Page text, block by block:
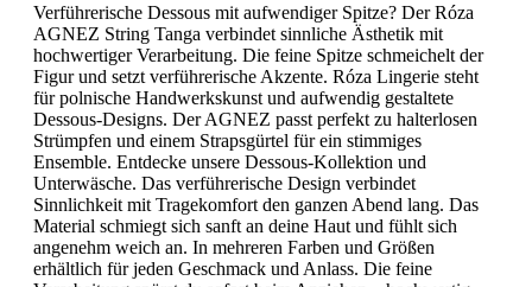
Verführerische Dessous mit aufwendiger Spitze? Der Róza
AGNEZ String Tanga verbindet sinnliche Ästhetik mit
hochwertiger Verarbeitung. Die feine Spitze schmeichelt der
Figur und setzt verführerische Akzente. Róza Lingerie steht
für polnische Handwerkskunst und aufwendig gestaltete
Dessous-Designs. Der AGNEZ passt perfekt zu halterlosen
Strümpfen und einem Strapsgürtel für ein stimmiges
Ensemble. Entdecke unsere Dessous-Kollektion und
Unterwäsche. Das verführerische Design verbindet
Sinnlichkeit mit Tragekomfort den ganzen Abend lang. Das
Material schmiegt sich sanft an deine Haut und fühlt sich
angenehm weich an. In mehreren Farben und Größen
erhältlich für jeden Geschmack und Anlass. Die feine